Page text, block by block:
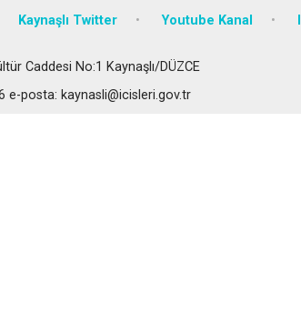
Kaynaşlı Twitter Youtube Kanal
Caddesi No:1 Kaynaşlı/DÜZCE
e-posta: kaynasli@icisleri.gov.tr